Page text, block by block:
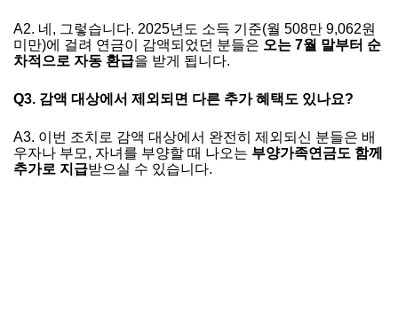
A2. 네, 그렇습니다. 2025년도 소득 기준(월 508만 9,062원
미만)에 걸려 연금이 감액되었던 분들은 오는 7월 말부터 순
차적으로 자동 환급을 받게 됩니다.
Q3. 감액 대상에서 제외되면 다른 추가 혜택도 있나요?
A3. 이번 조치로 감액 대상에서 완전히 제외되신 분들은 배
우자나 부모, 자녀를 부양할 때 나오는 부양가족연금도 함께
추가로 지급받으실 수 있습니다.